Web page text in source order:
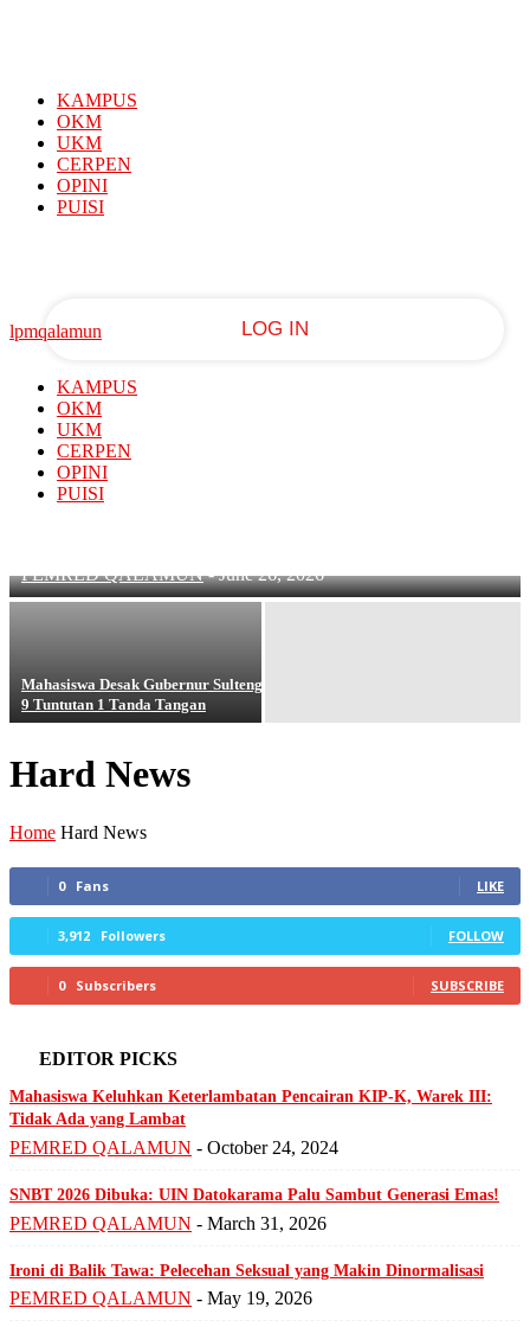
KAMPUS
OKM
UKM
CERPEN
OPINI
PUISI
your email
lpmqalamun
KAMPUS
OKM
UKM
CERPEN
OPINI
PUISI
Hard News
KAMPUS
UKM
EDUFEST 2026: Asah Skill Bahasa Inggris,
PEMRED QALAMUN - June 26, 2026
Mahasiswa Desak Gubernur Sulteng:
9 Tuntutan 1 Tanda Tangan
Hard News
Home Hard News
0 Fans LIKE
3,912 Followers FOLLOW
0 Subscribers SUBSCRIBE
EDITOR PICKS
Mahasiswa Keluhkan Keterlambatan Pencairan KIP-K, Warek III:
Tidak Ada yang Lambat
PEMRED QALAMUN - October 24, 2024
SNBT 2026 Dibuka: UIN Datokarama Palu Sambut Generasi Emas!
PEMRED QALAMUN - March 31, 2026
Ironi di Balik Tawa: Pelecehan Seksual yang Makin Dinormalisasi
PEMRED QALAMUN - May 19, 2026